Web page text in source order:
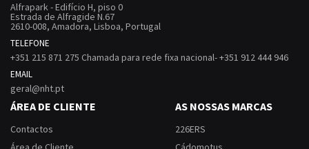
Alfrapark - Edifício H, piso 0
Estrada de Alfragide N.67
2610-008, Amadora, Lisboa, Portugal
TELEFONE
+351 215 871 275 Chamada para rede fixa nacional- +351 912 444 946
EMAIL
geral@nht.pt
ÁREA DE CLIENTE
Contactos
AS NOSSAS MARCAS
226ERS